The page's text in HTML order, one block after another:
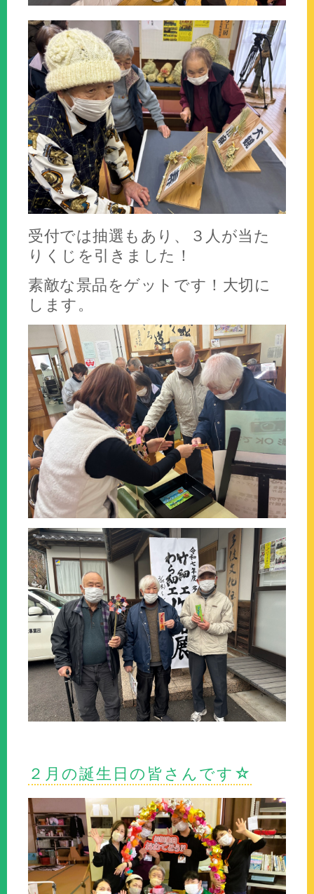
受付では抽選もあり、３人が当た
りくじを引きました！
素敵な景品をゲットです！大切に
します。
２月の誕生日の皆さんです☆